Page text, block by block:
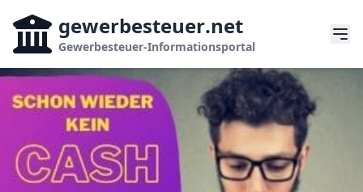
gewerbesteuer.net
Gewerbesteuer-Informationsportal